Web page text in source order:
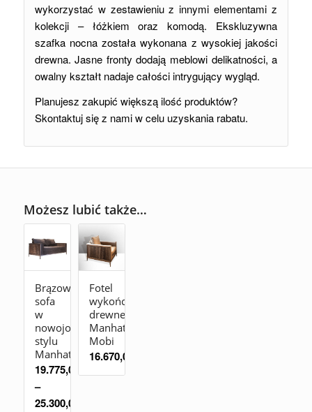
wykorzystać w zestawieniu z innymi elementami z
kolekcji – łóżkiem oraz komodą. Ekskluzywna
szafka nocna została wykonana z wysokiej jakości
drewna. Jasne fronty dodają meblowi delikatności, a
owalny kształt nadaje całości intrygujący wygląd.
Planujesz zakupić większą ilość produktów?
Skontaktuj się z nami w celu uzyskania rabatu.
Możesz lubić także…
Brązowa
sofa
w
nowojorskim
stylu
Manhattan
19.775,00
–
25.300,00
Fotel
wykończony
drewnem
Manhattan
Mobi
16.670,00